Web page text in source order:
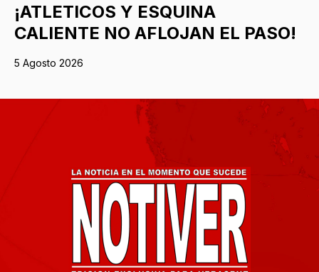
¡ATLETICOS Y ESQUINA
CALIENTE NO AFLOJAN EL PASO!
5 Agosto 2026